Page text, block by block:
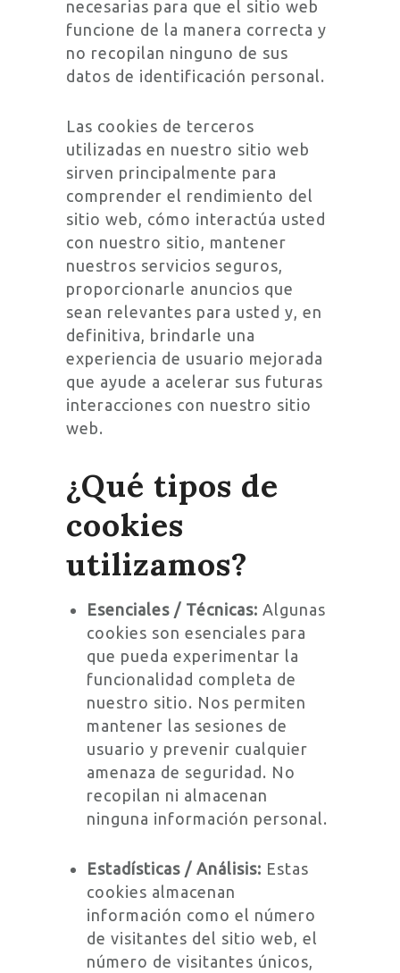
necesarias para que el sitio web
funcione de la manera correcta y
no recopilan ninguno de sus
datos de identificación personal.
Las cookies de terceros
utilizadas en nuestro sitio web
sirven principalmente para
comprender el rendimiento del
sitio web, cómo interactúa usted
con nuestro sitio, mantener
nuestros servicios seguros,
proporcionarle anuncios que
sean relevantes para usted y, en
definitiva, brindarle una
experiencia de usuario mejorada
que ayude a acelerar sus futuras
interacciones con nuestro sitio
web.
¿Qué tipos de
cookies
utilizamos?
Esenciales / Técnicas: Algunas
cookies son esenciales para
que pueda experimentar la
funcionalidad completa de
nuestro sitio. Nos permiten
mantener las sesiones de
usuario y prevenir cualquier
amenaza de seguridad. No
recopilan ni almacenan
ninguna información personal.
Estadísticas / Análisis: Estas
cookies almacenan
información como el número
de visitantes del sitio web, el
número de visitantes únicos,